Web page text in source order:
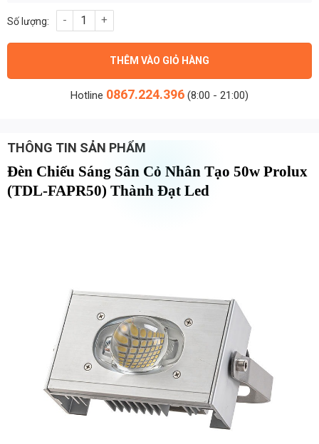
Đèn Chiếu Sáng Sân Cỏ Nhân Tạo 50w Prolux (TDL-FAPR50)
THÊM VÀO GIỎ HÀNG
Hotline 0867.224.396 (8:00 - 21:00)
THÔNG TIN SẢN PHẨM
Đèn Chiếu Sáng Sân Cỏ Nhân Tạo 50w Prolux
(TDL-FAPR50) Thành Đạt Led